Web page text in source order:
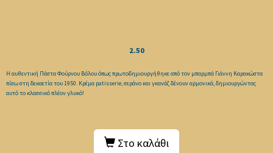
2.50
Η αυθεντική Πάστα Φούρνου Βόλου όπως πρωτοδημιουργήθηκε από τον μπαρμπά Γιάννη Καρακώστα
πίσω στη δεκαετία του 1950. Κρέμα patisserie, σεράνο και γκανάζ δένουν αρμονικά, δημιουργώντας
αυτό το κλασσικό πλέον γλυκό!
Στο καλάθι